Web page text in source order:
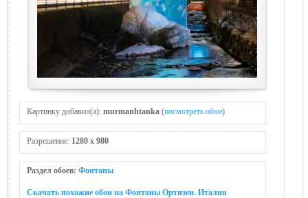
Картинку добавил(а): murmanhtanka (посмотреть обои)
Разрешение: 1280 x 980
Раздел обоев: Фонтаны
Скачать похожие обои на Фонтаны Ортизеи. Италия